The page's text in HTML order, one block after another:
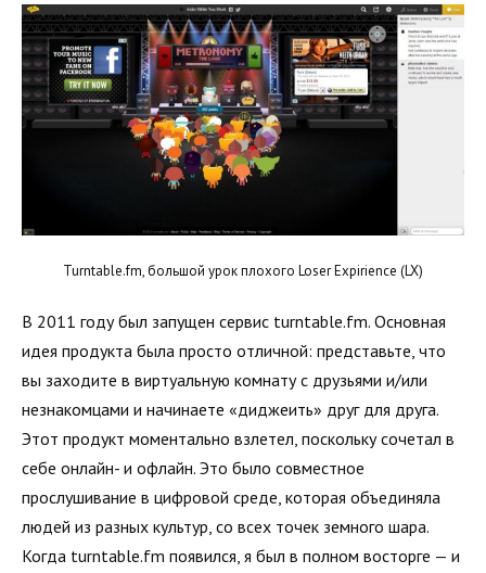
Turntable.fm, большой урок плохого Loser Expirience (LX)
В 2011 году был запущен сервис turntable.fm. Основная
идея продукта была просто отличной: представьте, что
вы заходите в виртуальную комнату с друзьями и/или
незнакомцами и начинаете «диджеить» друг для друга.
Этот продукт моментально взлетел, поскольку сочетал в
себе онлайн- и офлайн. Это было совместное
прослушивание в цифровой среде, которая объединяла
людей из разных культур, со всех точек земного шара.
Когда turntable.fm появился, я был в полном восторге — и